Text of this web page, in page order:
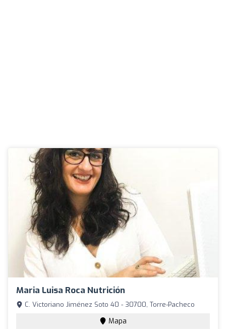
Maria Luisa Roca Nutrición
C. Victoriano Jiménez Soto 40 - 30700, Torre-Pacheco
Mapa